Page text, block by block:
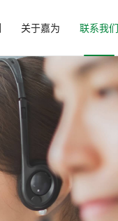
关于嘉为 联系我们